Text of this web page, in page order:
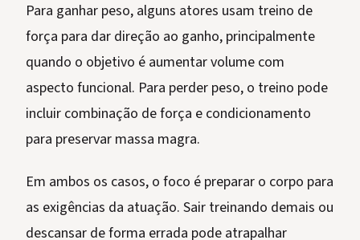
Para ganhar peso, alguns atores usam treino de
força para dar direção ao ganho, principalmente
quando o objetivo é aumentar volume com
aspecto funcional. Para perder peso, o treino pode
incluir combinação de força e condicionamento
para preservar massa magra.
Em ambos os casos, o foco é preparar o corpo para
as exigências da atuação. Sair treinando demais ou
descansar de forma errada pode atrapalhar